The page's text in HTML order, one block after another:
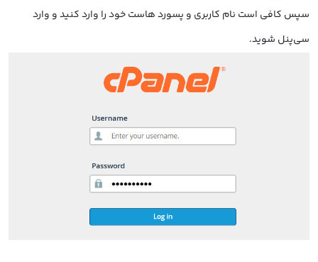
سپس کافی است نام کاربری و پسورد هاست خود را وارد کنید و وارد
سی‌پنل شوید.